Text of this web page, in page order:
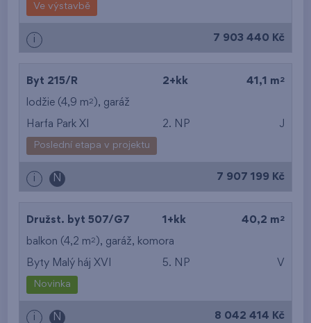
Ve výstavbě
i 7 903 440 Kč
Byt 215/R 2+kk 41,1 m 2
lodžie (4,9 m2 ), garáž
Harfa Park XI 2. NP J
Poslední etapa v projektu
i N 7 907 199 Kč
Družst. byt 507/G7 1+kk 40,2 m 2
balkon (4,2 m2 ), garáž, komora
Byty Malý háj XVI 5. NP V
Novinka
i N 8 042 414 Kč